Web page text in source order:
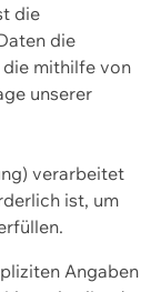
die
die
mithilfe von
unserer
verarbeitet
ist, um
Angaben